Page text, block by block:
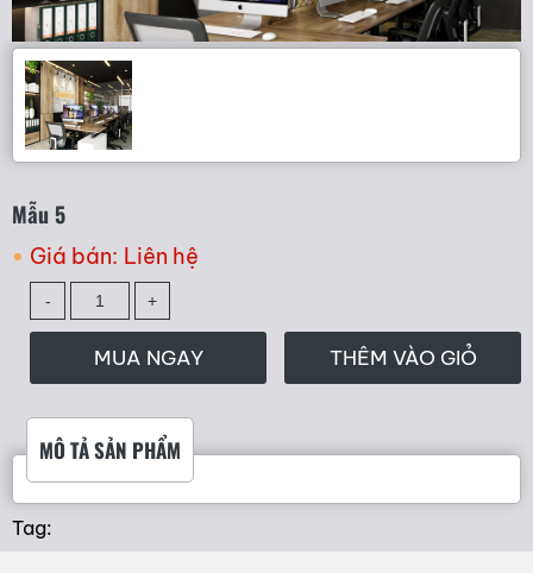
Mẫu 5
Giá bán: Liên hệ
MUA NGAY THÊM VÀO GIỎ
MÔ TẢ SẢN PHẨM
Tag: